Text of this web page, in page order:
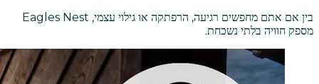
בין אם אתם מחפשים רגיעה, הרפתקה או גילוי עצמי, Eagles Nest
מספק חוויה בלתי נשכחת.